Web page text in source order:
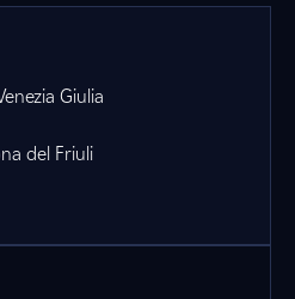
Giulia
del Friuli